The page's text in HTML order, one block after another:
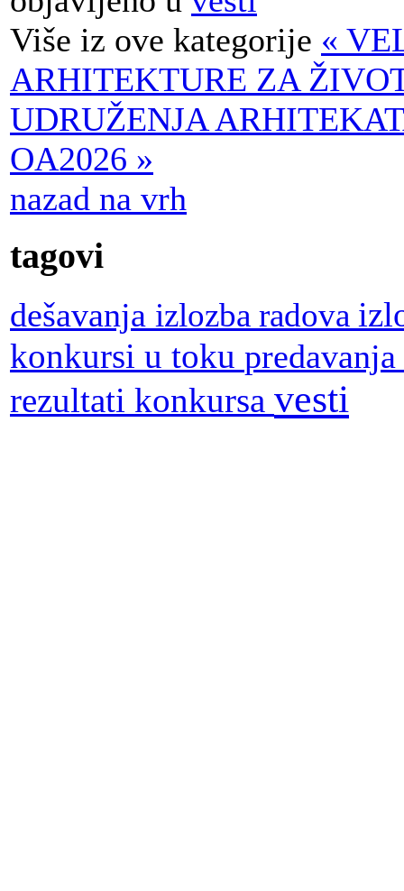
Više iz ove kategorije «
ARHITEKTURE ZA
UDRUŽENJA
OA2026 »
nazad na vrh
tagovi
dešavanja izlozba radova
konkursi u toku predavanja
rezultati konkursa vesti